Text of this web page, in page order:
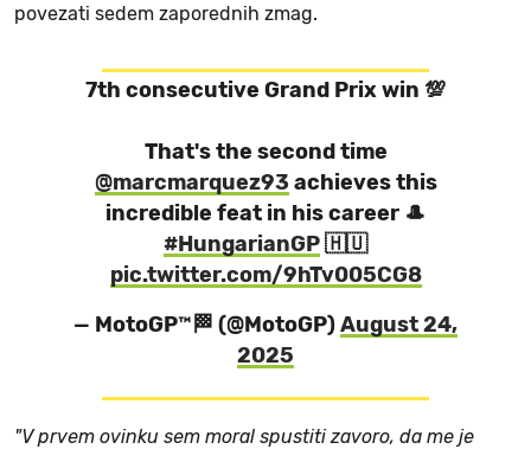
povezati sedem zaporednih zmag.
7th consecutive Grand Prix win 💯
That's the second time
@marcmarquez93 achieves this
incredible feat in his career 🎩
#HungarianGP🇭🇺
pic.twitter.com/9hTv005CG8
— MotoGP™🏁 (@MotoGP)August 24,
2025
"V prvem ovinku sem moral spustiti zavoro, da me je